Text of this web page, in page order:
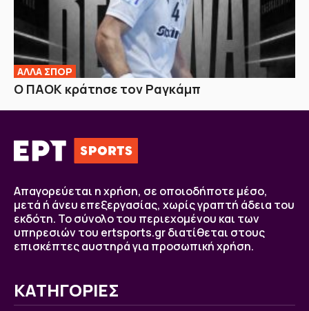
ΑΛΛΑ ΣΠΟΡ
Ο ΠΑΟΚ κράτησε τον Ραγκάμπ
Απαγορεύεται η χρήση, σε οποιοδήποτε μέσο,
μετά ή άνευ επεξεργασίας, χωρίς γραπτή άδεια του
εκδότη. Το σύνολο του περιεχομένου και των
υπηρεσιών του ertsports.gr διατίθεται στους
επισκέπτες αυστηρά για προσωπική χρήση.
ΚΑΤΗΓΟΡΙΕΣ